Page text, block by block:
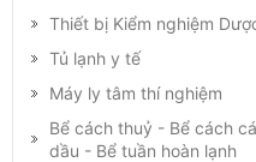
Thiết bị Kiểm nghiệm
Tủ lạnh y tế
Máy ly tâm thí nghiệm
Bể cách thuỷ - Bể cách
dầu - Bể tuần hoàn lạnh